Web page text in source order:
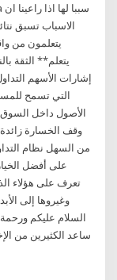
الاسباب تسبق
إشارات الأسهم
التي تسمح
الأصول داخل
وقف الخسارة
من السهل نظام
على أفضل
تعرف على هؤلاء
وغيروها إلى
السلام عليكم ورحمة
ساعد الكثيرين من